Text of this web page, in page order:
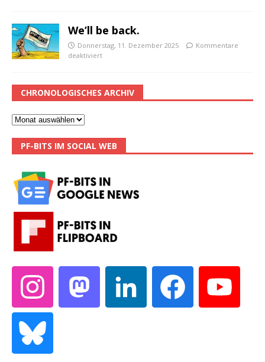
We’ll be back.
Donnerstag, 11. Dezember 2025
Kommentare
deaktiviert
CHRONOLOGISCHES ARCHIV
PF-BITS IM SOCIAL WEB